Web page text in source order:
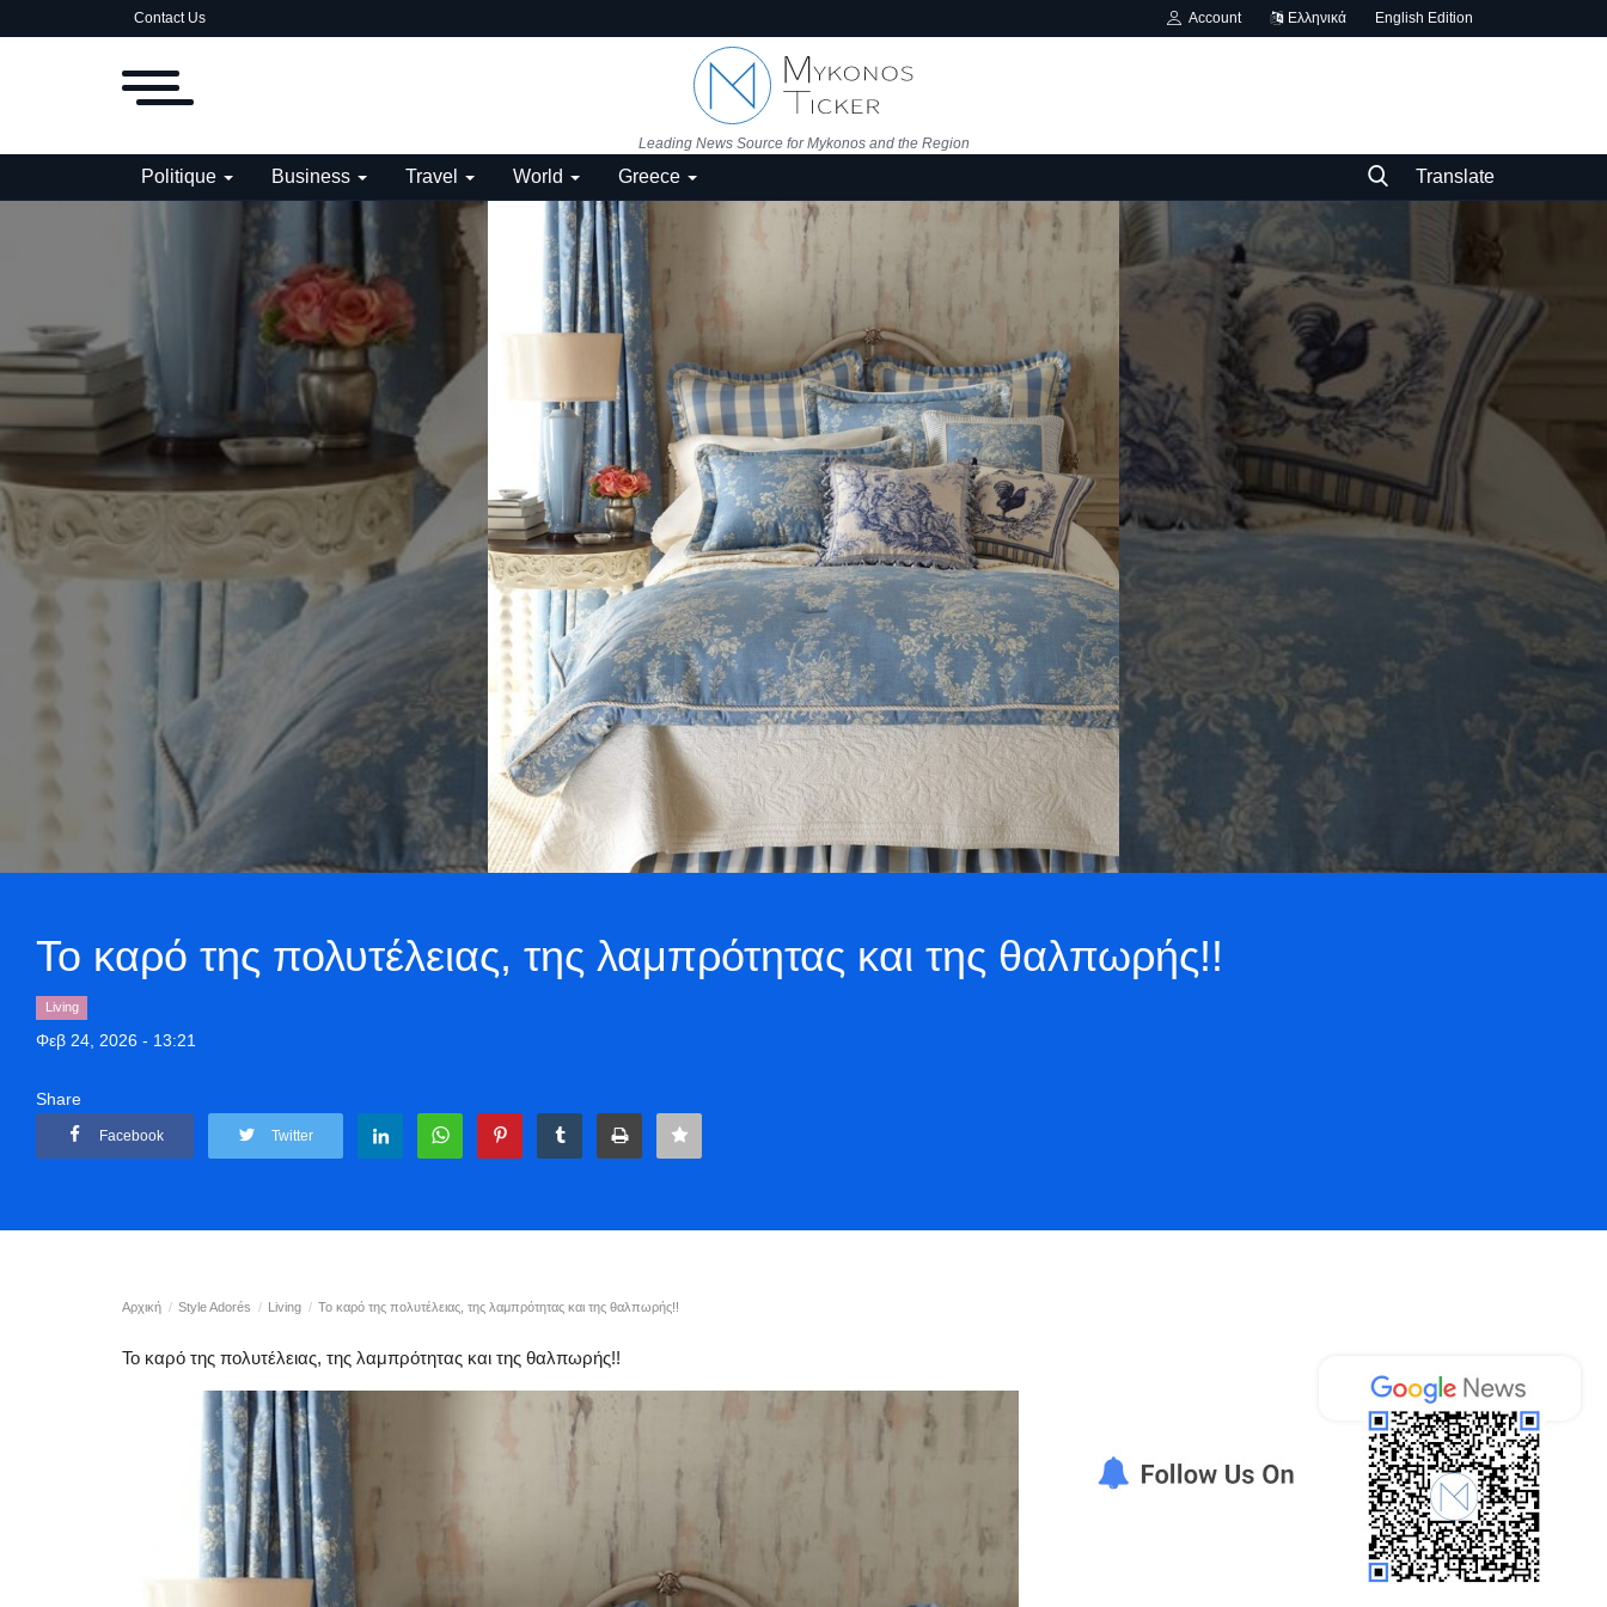
Contact Us Account Ελληνικά English Edition
Leading News Source for Mykonos and the Region
Politique Business Travel World Greece Translate
Το καρό της πολυτέλειας, της λαμπρότητας και της θαλπωρής!!
Living
Φεβ 24, 2026 - 13:21
Share
Facebook Twitter
Αρχική Style Adorés Living Το καρό της πολυτέλειας, της λαμπρότητας και της θαλπωρής!!
Το καρό της πολυτέλειας, της λαμπρότητας και της θαλπωρής!!